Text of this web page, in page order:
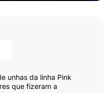
unhas da linha Pink
que fizeram a